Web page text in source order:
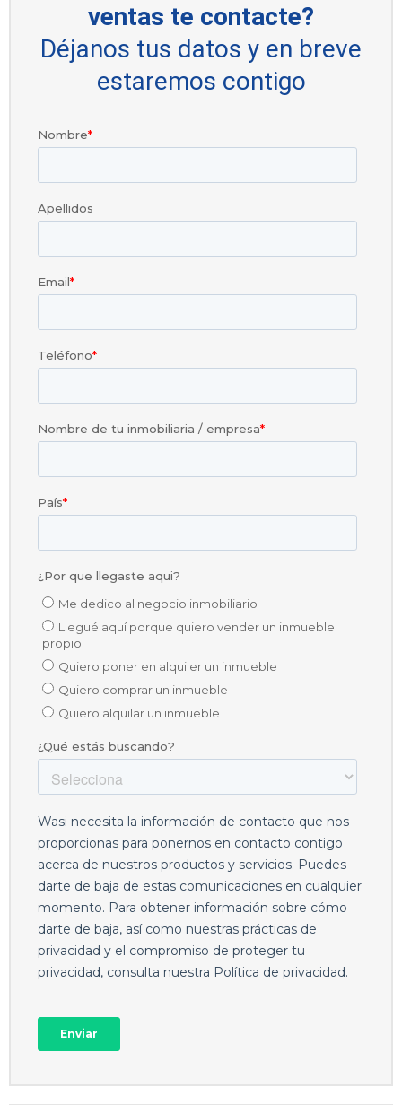
ventas te contacte?
Déjanos tus datos y en breve
estaremos contigo